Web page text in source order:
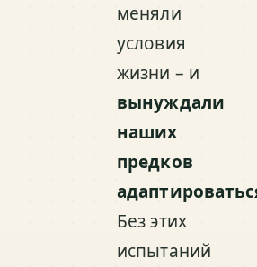
меняли
условия
жизни – и
вынуждали
наших
предков
Без этих
испытаний